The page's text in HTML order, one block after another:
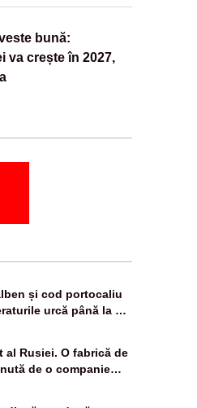
bună:
va crește în 2027,
și cod portocaliu
urcă până la 38
devin tropicale
al Rusiei. O fabrică de
de o companie
o rachetă rusească